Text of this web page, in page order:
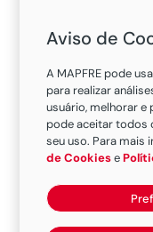
foco
Aviso de
A MAPFRE pode
para realizar
usuário, melhorar e
pode aceitar todos
seu uso. Para mais
de Cookiese